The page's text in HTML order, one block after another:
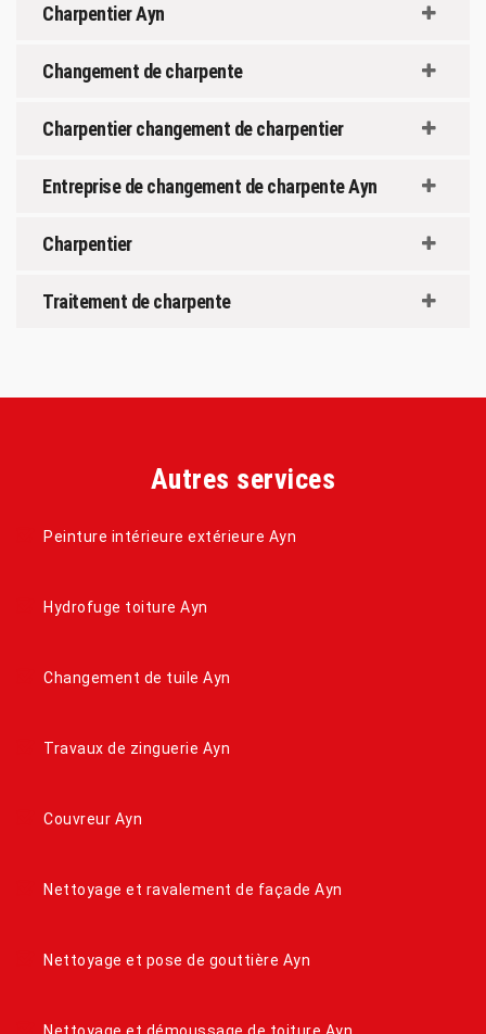
Charpentier Ayn
Changement de charpente
Charpentier changement de charpentier
Entreprise de changement de charpente Ayn
Charpentier
Traitement de charpente
Autres services
Peinture intérieure extérieure Ayn
Hydrofuge toiture Ayn
Changement de tuile Ayn
Travaux de zinguerie Ayn
Couvreur Ayn
Nettoyage et ravalement de façade Ayn
Nettoyage et pose de gouttière Ayn
Nettoyage et démoussage de toiture Ayn